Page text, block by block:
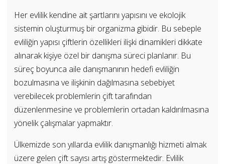
Her evlilik kendine ait şartlarını yapısını ve ekolojik
sistemin oluşturmuş bir organizma gibidir. Bu sebeple
evliliğin yapısı çiftlerin özellikleri ilişki dinamikleri dikkate
alınarak kişiye özel bir danışma süreci planlanır. Bu
süreç boyunca aile danışmanının hedefi evliliğin
bozulmasına ve ilişkinin dağılmasına sebebiyet
verebilecek problemlerin çift tarafından
düzenlenmesine ve problemlerin ortadan kaldırılmasına
yönelik çalışmalar yapmaktır.
Ülkemizde son yıllarda evlilik danışmanlığı hizmeti almak
üzere gelen çift sayısı artış göstermektedir. Evlilik